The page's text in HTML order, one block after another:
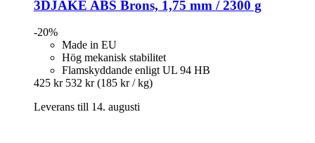
3DJAKE ABS Brons, 1,75 mm / 2300 g
-20%
Made in EU
Hög mekanisk stabilitet
Flamskyddande enligt UL 94 HB
425 kr 532 kr (185 kr / kg)
Leverans till 14. augusti